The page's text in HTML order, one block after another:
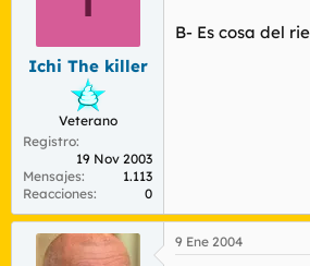
Ichi The killer
Veterano
Registro
19 Nov 2003
Mensajes
1.113
Reacciones
0
B- Es cosa del
9 Ene 2004